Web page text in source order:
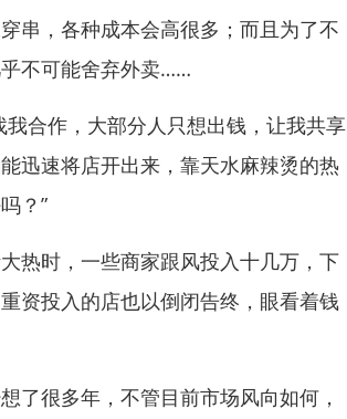
串，各种成本会高很多；而且为了不
不可能舍弃外卖……
合作，大部分人只想出钱，让我共享
迅速将店开出来，靠天水麻辣烫的热
？”
时，一些商家跟风投入十几万，下
资投入的店也以倒闭告终，眼看着钱
很多年，不管目前市场风向如何，